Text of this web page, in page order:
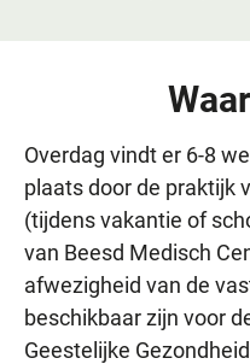
Overdag vindt er 6-8
plaats door de praktijk
(tijdens vakantie of
van Beesd Medisch
afwezigheid van de
beschikbaar zijn voor
Geestelijke